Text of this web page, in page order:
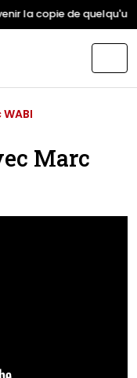
la copie de
Marc